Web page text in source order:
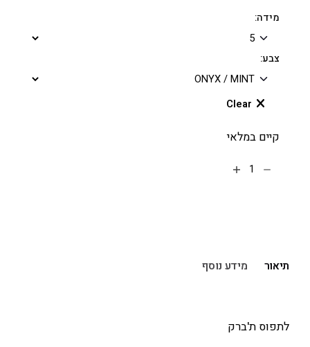
מידה:
צבע:
Clear
קיים במלאי
תיאור מידע נוסף
לתפוס ת'ברק